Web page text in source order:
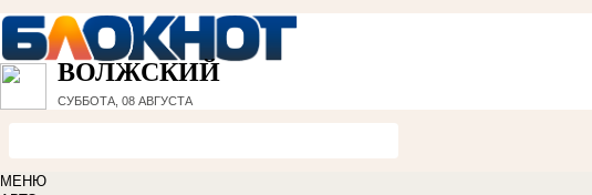
ВОЛЖСКИЙ
СУББОТА, 08 АВГУСТА
МЕНЮ